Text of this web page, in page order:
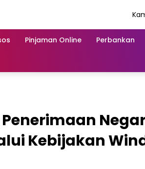
Pinjaman Online Perbankan
Kebijakan